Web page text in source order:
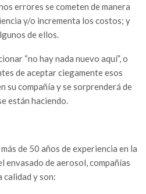
errores se cometen de manera
y/o incrementa los costos; y
de ellos.
“no hay nada nuevo aquí”, o
de aceptar ciegamente esos
su compañía y se sorprenderá de
están haciendo.
de 50 años de experiencia en la
envasado de aerosol, compañías
calidad y son: